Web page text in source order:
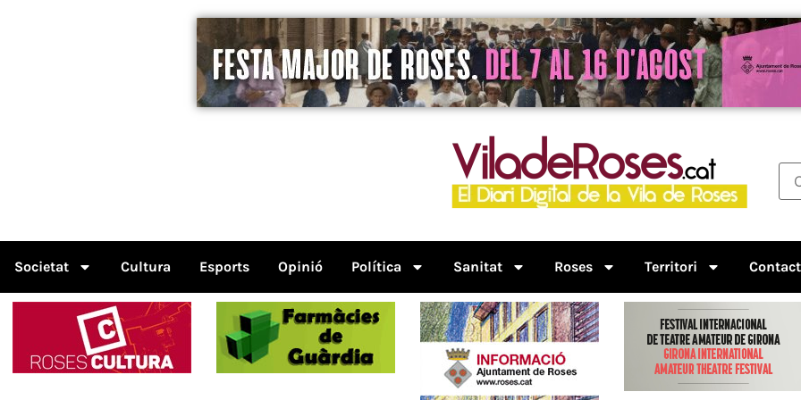
Societat Cultura Esports Opinió Política Sanitat Roses Territori